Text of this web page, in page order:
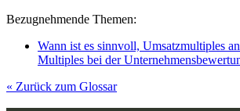
Bezugnehmende Themen:
Wann ist es sinnvoll, Umsatzmultiples
Multiples bei der
« Zurück zum Glossar